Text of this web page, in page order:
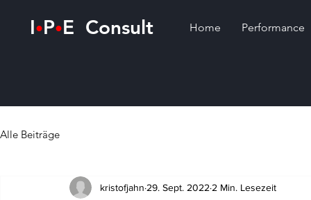
I•P•E Consult Home Performance
Alle Beiträge
kristofjahn 29. Sept. 2022 2 Min. Lesezeit